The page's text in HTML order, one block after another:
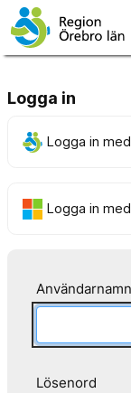
Logga in
Logga in med
Logga in med
Användarnamn
Lösenord